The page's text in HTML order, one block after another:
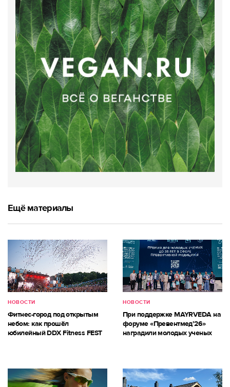
Ещё материалы
НОВОСТИ
Фитнес-город под открытым
небом: как прошёл
юбилейный DDX Fitness FEST
НОВОСТИ
При поддержке MAYRVEDA на
форуме «Превентмед’26»
наградили молодых ученых